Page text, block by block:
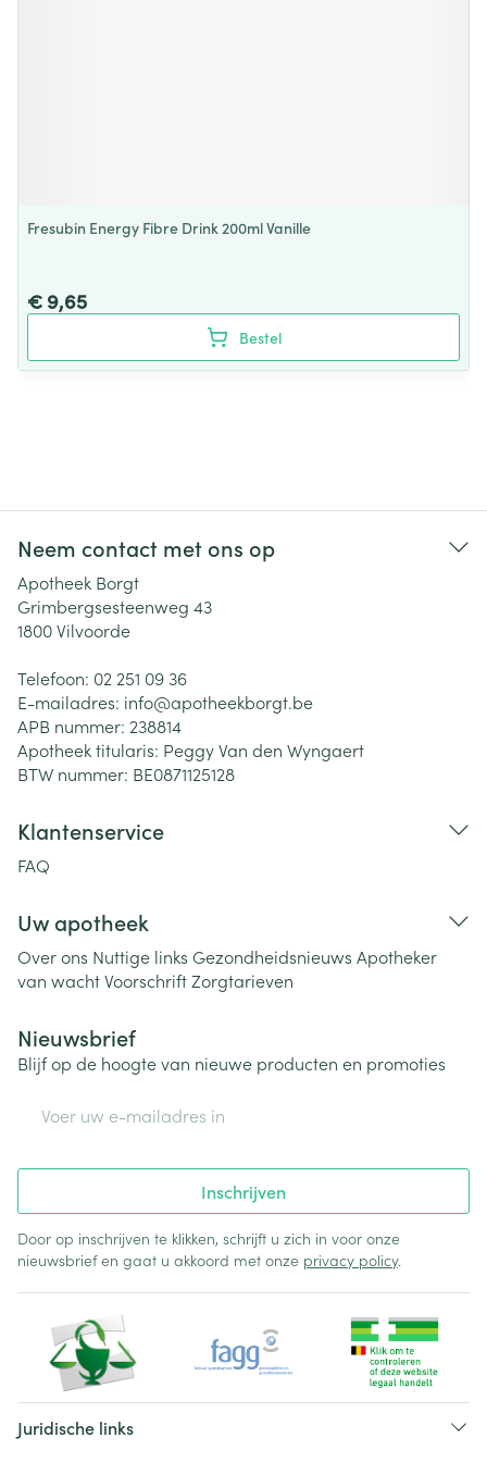
Fresubin Energy Fibre Drink 200ml Vanille
€ 9,65
Bestel
Neem contact met ons op
Apotheek Borgt
Grimbergsesteenweg 43
1800Vilvoorde
Telefoon: 02 251 09 36
E-mailadres: info@apotheekborgt.be
APB nummer: 238814
Apotheek titularis: Peggy Van den Wyngaert
BTW nummer: BE0871125128
Klantenservice
FAQ
Uw apotheek
Over ons Nuttige links Gezondheidsnieuws Apotheker
van wachtVoorschriftZorgtarieven
Nieuwsbrief
Blijf op de hoogte van nieuwe producten en promoties
Inschrijven
Door op inschrijven te klikken, schrijft u zich in voor onze
nieuwsbrief en gaat u akkoord met onze privacy policy.
Juridische links